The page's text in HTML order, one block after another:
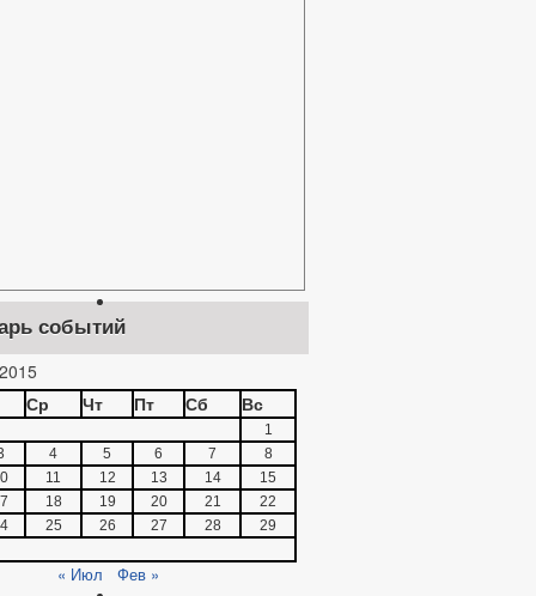
событий
Ср
Чт Пт Сб Вс
1
4 5 6 7
8
11 12 13 14
15
18 19 20 21
22
25 26 27 28 29
« Июл Фев »